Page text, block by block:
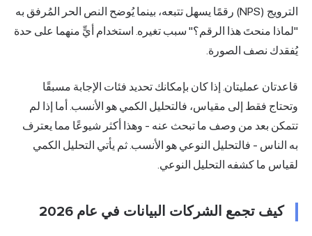
الترويج (NPS) رقمًا يسهل تتبعه، بينما يُوضح النص الحر المُرفق به
"لماذا منحتَ هذا الرقم؟" سبب تغيره. استخدام أيٍّ منهما على حدة
يُفقدك نصف الصورة.
قاعدتان عمليتان. إذا كان بإمكانك تحديد فئات الإجابة مسبقًا
وتحتاج فقط إلى مقياس، فالتحليل الكمي هو الأنسب. أما إذا لم
تتمكن بعد من وصف ما تبحث عنه - وهذا أكثر شيوعًا مما يعترف
به الناس - فالتحليل النوعي هو الأنسب. ثم يأتي التحليل الكمي
لقياس ما كشفه التحليل النوعي.
كيف تجمع الشركات البيانات في عام 2026